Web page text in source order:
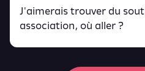
Retrouve toutes ces infos
retrouver ici
J'aimerais trouver du
association, où aller ?